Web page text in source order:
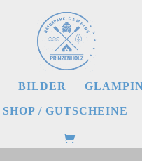
BILDER
SHOP / GUTSCHEINE